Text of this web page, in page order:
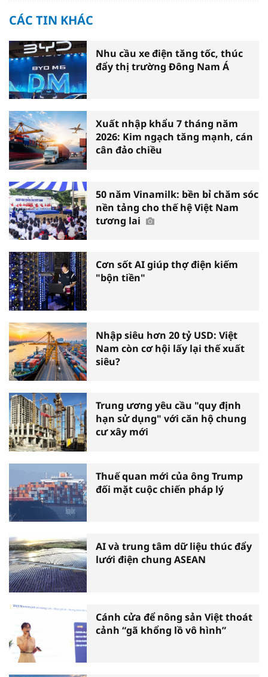
CÁC TIN KHÁC
Nhu cầu xe điện tăng tốc, thúc
đẩy thị trường Đông Nam Á
Xuất nhập khẩu 7 tháng năm
2026: Kim ngạch tăng mạnh, cán
cân đảo chiều
50 năm Vinamilk: bền bỉ chăm sóc
nền tảng cho thế hệ Việt Nam
tương lai
Cơn sốt AI giúp thợ điện kiếm
"bộn tiền"
Nhập siêu hơn 20 tỷ USD: Việt
Nam còn cơ hội lấy lại thế xuất
siêu?
Trung ương yêu cầu "quy định
hạn sử dụng" với căn hộ chung
cư xây mới
Thuế quan mới của ông Trump
đối mặt cuộc chiến pháp lý
AI và trung tâm dữ liệu thúc đẩy
lưới điện chung ASEAN
Cánh cửa để nông sản Việt thoát
cảnh “gã khổng lồ vô hình”